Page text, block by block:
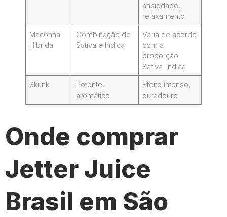
ansiedade,
relaxamento
Maconha
Híbrida
Combinação de
Sativa e Indica
Varia de acordo
com a
proporção
Sativa-Indica
Skunk
Potente,
aromático
Efeito intenso,
duradouro
Onde comprar
Jetter Juice
Brasil em São